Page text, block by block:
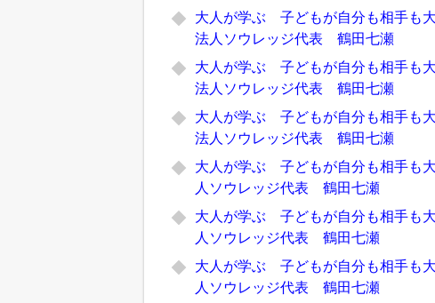
大人が学ぶ 子どもが自分も相手も
法人ソウレッジ代表 鶴田七瀬
大人が学ぶ 子どもが自分も相手も
法人ソウレッジ代表 鶴田七瀬
大人が学ぶ 子どもが自分も相手も
法人ソウレッジ代表 鶴田七瀬
大人が学ぶ 子どもが自分も相手も
人ソウレッジ代表 鶴田七瀬
大人が学ぶ 子どもが自分も相手も
人ソウレッジ代表 鶴田七瀬
大人が学ぶ 子どもが自分も相手も
人ソウレッジ代表 鶴田七瀬